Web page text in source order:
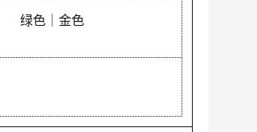
绿色｜金色